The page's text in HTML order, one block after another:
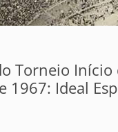
Torneio Início
1967: Ideal